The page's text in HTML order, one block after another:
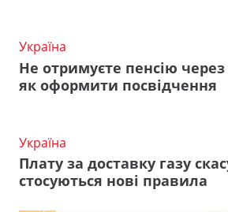
Україна
Не отримуєте пенсію
як оформити посвідчення
Україна
Плату за доставку газу
стосуються нові правила